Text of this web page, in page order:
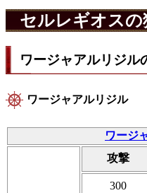
セルレギオスの
ワージャアルリジル
ワージャアルリジル
ワージ
攻撃
300